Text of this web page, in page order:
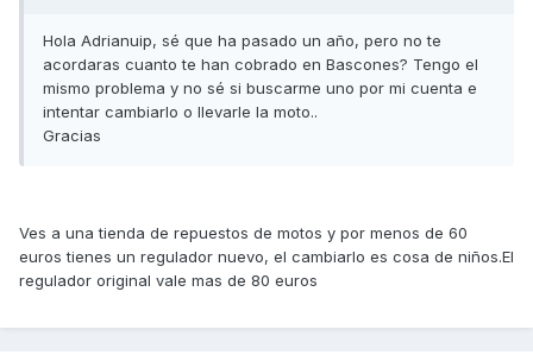
Hola Adrianuip, sé que ha pasado un año, pero no te
acordaras cuanto te han cobrado en Bascones? Tengo el
mismo problema y no sé si buscarme uno por mi cuenta e
intentar cambiarlo o llevarle la moto..
Gracias
Ves a una tienda de repuestos de motos y por menos de 60
euros tienes un regulador nuevo, el cambiarlo es cosa de niños.El
regulador original vale mas de 80 euros